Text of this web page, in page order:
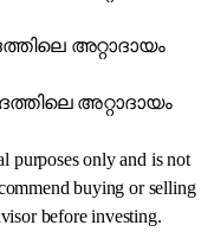
അറ്റാദായം
അറ്റാദായം
purposes only and is not
buying or selling
before investing.